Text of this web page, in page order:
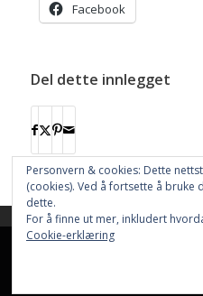
Facebook
Del dette innlegget
This site uses cookies. By
Personvern & cookies: Dette
(cookies). Ved å fortsette å
dette.
For å finne ut mer, inkludert
Cookie-erklæring